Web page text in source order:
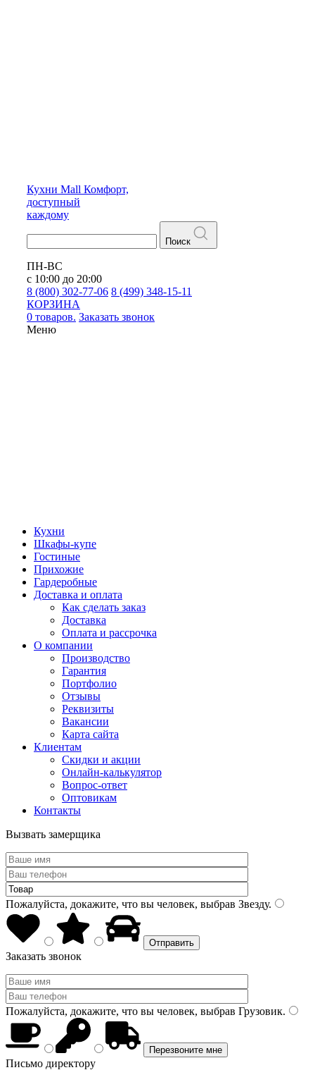
Кухни Mall Комфорт,
доступный
каждому
Поиск
ПН-ВС
с 10:00 до 20:00
8 (800) 302-77-06 8 (499) 348-15-11
КОРЗИНА
0 товаров. Заказать звонок
Меню
Кухни
Шкафы-купе
Гостиные
Прихожие
Гардеробные
Доставка и оплата
Как сделать заказ
Доставка
Оплата и рассрочка
О компании
Производство
Гарантия
Портфолио
Отзывы
Реквизиты
Вакансии
Карта сайта
Клиентам
Скидки и акции
Онлайн-калькулятор
Вопрос-ответ
Оптовикам
Контакты
Вызвать замерщика
Пожалуйста, докажите, что вы человек, выбрав Звезду.
Заказать звонок
Пожалуйста, докажите, что вы человек, выбрав Грузовик.
Письмо директору